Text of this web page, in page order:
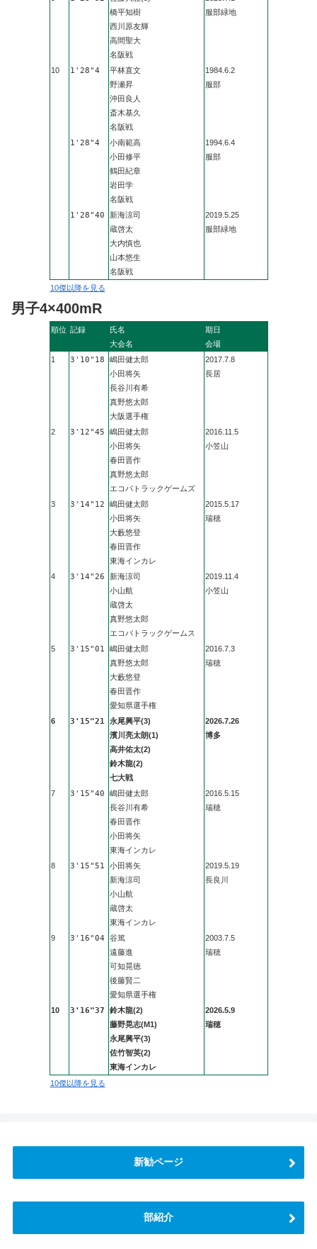
橋平知樹
西川原友輝
高間聖大
名阪戦
服部緑地
10 1'28"4
平林直文
野瀬昇
沖田良人
斎木基久
名阪戦
1984.6.2
服部
1'28"4
小南範高
小田修平
鶴田紀章
岩田学
名阪戦
1994.6.4
服部
1'28"40
新海涼司
蔵啓太
大内慎也
山本悠生
名阪戦
2019.5.25
服部緑地
10傑以降を見る
男子4×400mR
順位 記録
氏名
大会名
期日
会場
1
3'10"18
嶋田健太郎
小田将矢
長谷川有希
真野悠太郎
大阪選手権
2017.7.8
長居
2 3'12"45
嶋田健太郎
小田将矢
春田晋作
真野悠太郎
エコパトラックゲームズ
2016.11.5
小笠山
3 3'14"12
嶋田健太郎
小田将矢
大藪悠登
春田晋作
東海インカレ
2015.5.17
瑞穂
4 3'14"26
新海涼司
小山航
蔵啓太
真野悠太郎
エコパトラックゲームス
2019.11.4
小笠山
5 3'15"01
嶋田健太郎
真野悠太郎
大藪悠登
春田晋作
愛知県選手権
2016.7.3
瑞穂
6 3'15"21
永尾興平(3)
濱川亮太朗(1)
高井佑太(2)
鈴木龍(2)
七大戦
2026.7.26
博多
7 3'15"40
嶋田健太郎
長谷川有希
春田晋作
小田将矢
東海インカレ
2016.5.15
瑞穂
8 3'15"51
小田将矢
新海涼司
小山航
蔵啓太
東海インカレ
2019.5.19
長良川
9 3'16"04
谷篤
遠藤進
可知晃徳
後藤賢二
愛知県選手権
2003.7.5
瑞穂
10 3'16"37
鈴木龍(2)
藤野晃志(M1)
永尾興平(3)
佐竹智英(2)
東海インカレ
2026.5.9
瑞穂
10傑以降を見る
新勧ページ
部紹介